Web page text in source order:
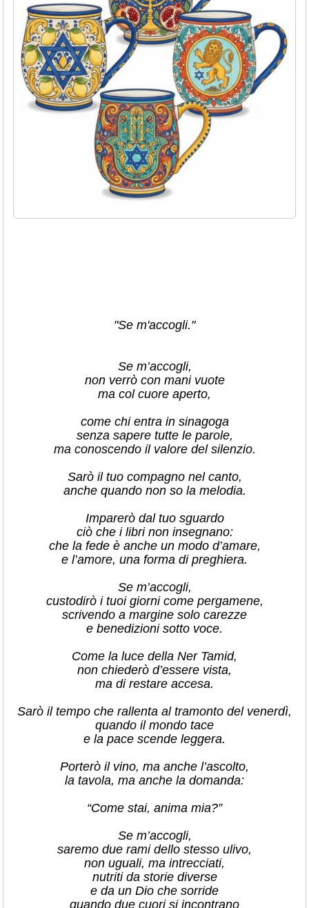
"Se m'accogli."
Se m’accogli,
non verrò con mani vuote
ma col cuore aperto,
come chi entra in sinagoga
senza sapere tutte le parole,
ma conoscendo il valore del silenzio.
Sarò il tuo compagno nel canto,
anche quando non so la melodia.
Imparerò dal tuo sguardo
ciò che i libri non insegnano:
che la fede è anche un modo d’amare,
e l’amore, una forma di preghiera.
Se m’accogli,
custodirò i tuoi giorni come pergamene,
scrivendo a margine solo carezze
e benedizioni sotto voce.
Come la luce della Ner Tamid,
non chiederò d’essere vista,
ma di restare accesa.
Sarò il tempo che rallenta al tramonto del venerdì,
quando il mondo tace
e la pace scende leggera.
Porterò il vino, ma anche l’ascolto,
la tavola, ma anche la domanda:
“Come stai, anima mia?”
Se m’accogli,
saremo due rami dello stesso ulivo,
non uguali, ma intrecciati,
nutriti da storie diverse
e da un Dio che sorride
quando due cuori si incontrano